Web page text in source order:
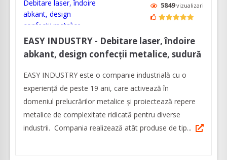
5849vizualizari
EASY INDUSTRY - Debitare laser, îndoire
abkant, design confecții metalice, sudură
EASY INDUSTRY este o companie industrială cu o
experienţă de peste 19 ani, care activează în
domeniul prelucrărilor metalice și proiectează repere
metalice de complexitate ridicată pentru diverse
industrii. Compania realizează atât produse de tip...